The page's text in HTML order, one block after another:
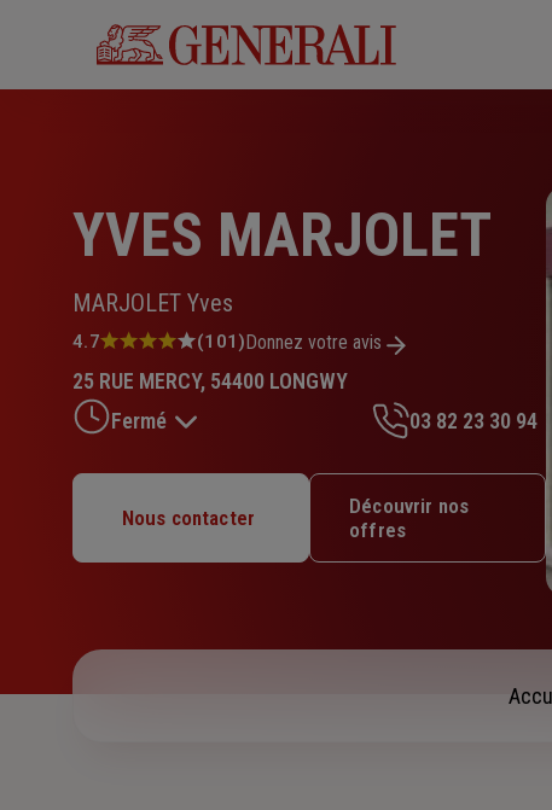
YVES MARJOLET
MARJOLET Yves
Note
4.7
sur
5
4.7 (101)Donnez votre avis
25 RUE MERCY, 54400 LONGWY
Fermé
Mardi : 09h – 12h / 14h – 18h
03 82 23 30 94
Nous contacter
Découvrir nos
offres